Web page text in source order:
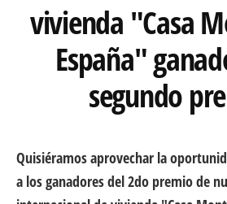
vivienda "Casa
España"
segundo
Quisiéramos aprovechar la
a los ganadores del 2do premio de